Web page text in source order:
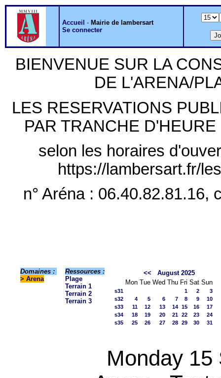
Accueil - Mairie de lambersart
Se connecter
BIENVENUE SUR LA
DE L'ARENA/
LES RESERVATIONS
PAR TRANCHE
selon les horaires
https://lambersart.fr/
n° Aréna : 06.40.82.81.16,
Domaines :
> Arena
Ressources :
Plage
Terrain 1
Terrain 2
Terrain 3
<<
August 2025
Mon Tue Wed Thu Fri Sat Sun
s31 1 2
3
s32
4 5 6 7 8 9
10
s33
11 12 13 14 15 16
17
s34
18 19 20 21 22 23
24
s35
25 26 27 28 29 30 31
Monday 15